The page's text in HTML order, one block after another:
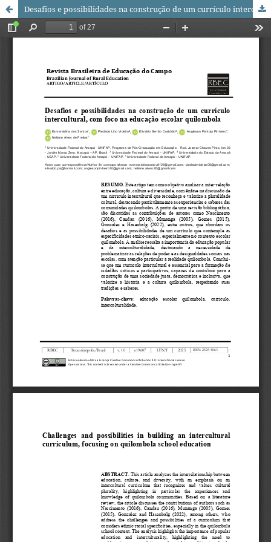
Desafios e possibilidades na construção de um currículo intercultural, com foco na educação escolar quilombola